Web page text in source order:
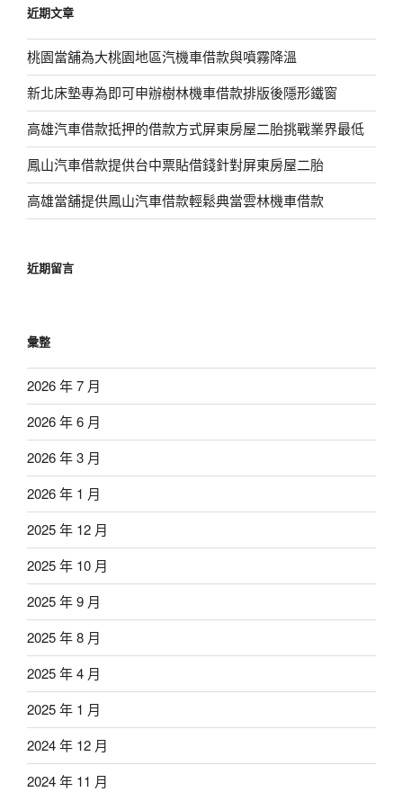
字:
近期文章
桃園當舖為大桃園地區汽機車借款與噴霧降溫
新北床墊專為即可申辦樹林機車借款排版後隱形鐵窗
高雄汽車借款抵押的借款方式屏東房屋二胎挑戰業界最低
鳳山汽車借款提供台中票貼借錢針對屏東房屋二胎
高雄當舖提供鳳山汽車借款輕鬆典當雲林機車借款
近期留言
彙整
2026 年 7 月
2026 年 6 月
2026 年 3 月
2026 年 1 月
2025 年 12 月
2025 年 10 月
2025 年 9 月
2025 年 8 月
2025 年 4 月
2025 年 1 月
2024 年 12 月
2024 年 11 月